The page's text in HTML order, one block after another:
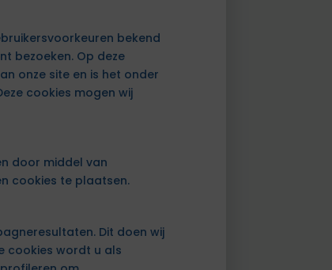
bekend
bezoeken. Op deze
onze site en is het onder
cookies mogen wij
door middel van
cookies te plaatsen.
Dit doen wij
cookies wordt u als